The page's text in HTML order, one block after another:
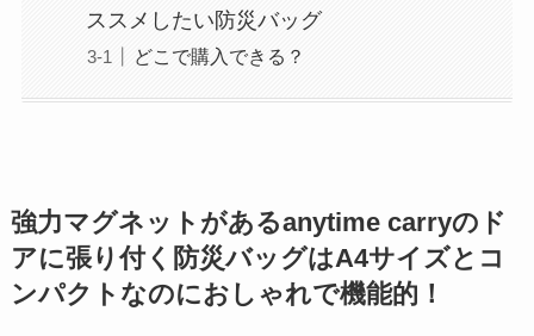
ススメしたい防災バッグ
どこで購入できる？
強力マグネットがあるanytime carryのド
アに張り付く防災バッグはA4サイズとコ
ンパクトなのにおしゃれで機能的！